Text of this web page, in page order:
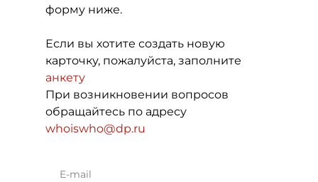
форму ниже.
Если вы хотите создать новую
карточку, пожалуйста, заполните
анкету
При возникновении вопросов
обращайтесь по адресу
whoiswho@dp.ru
E-mail